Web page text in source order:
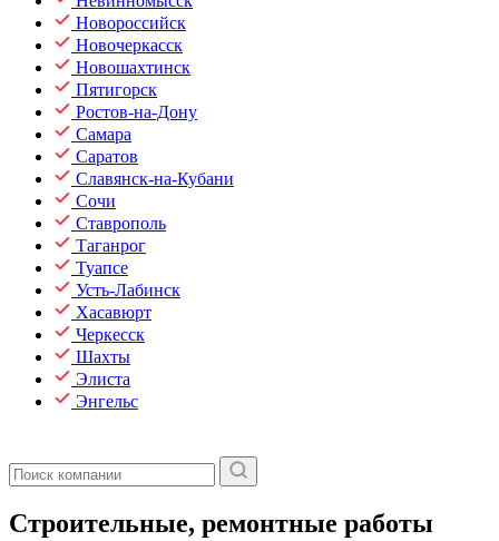
Новороссийск
Новочеркасск
Новошахтинск
Пятигорск
Ростов-на-Дону
Самара
Саратов
Славянск-на-Кубани
Сочи
Ставрополь
Таганрог
Туапсе
Усть-Лабинск
Хасавюрт
Черкесск
Шахты
Элиста
Энгельс
Строительные, ремонтные работы